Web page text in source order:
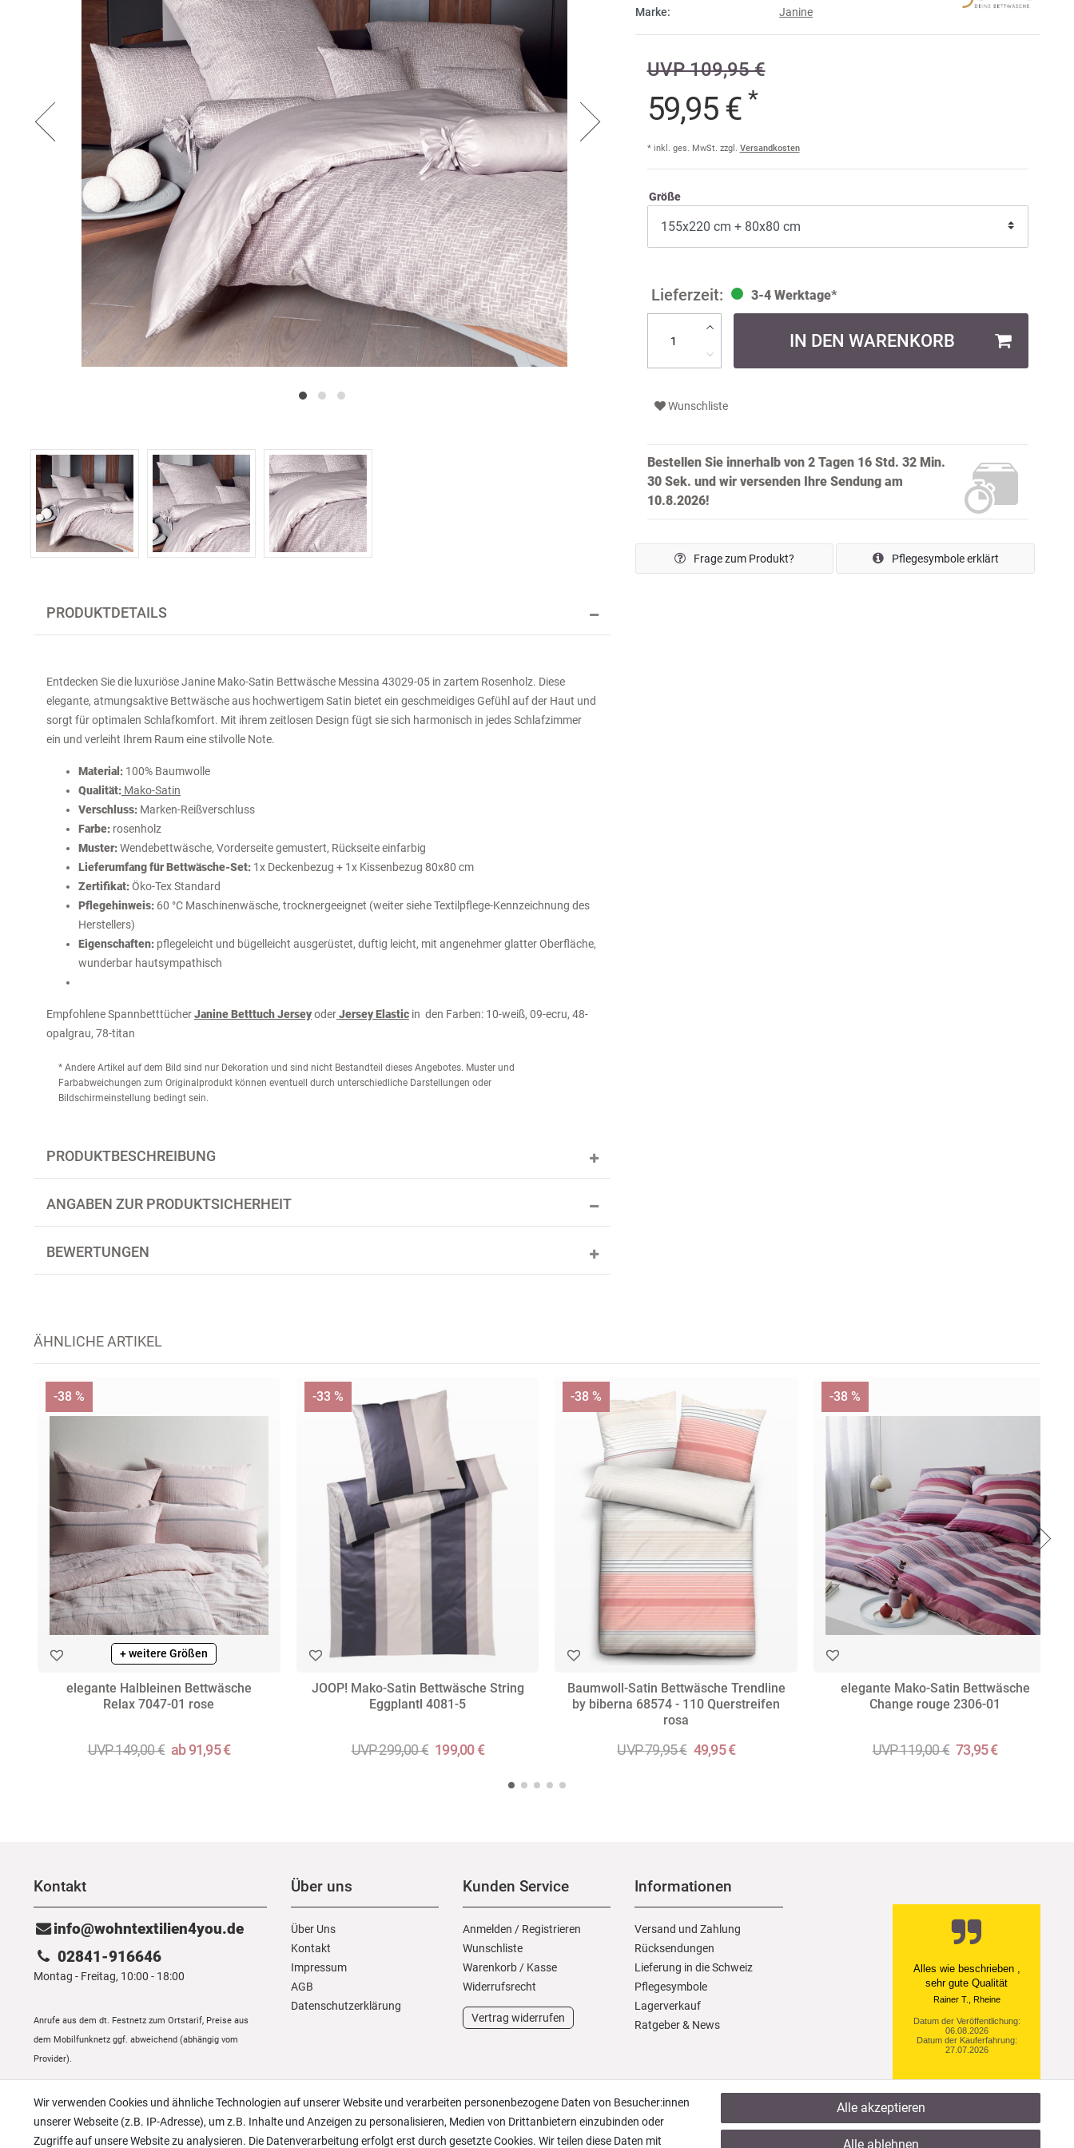
Cinderella
Damai
DDDDD
Eskimo
Fiep
Amsterdam
Formesse
Pichler
PIP-
Ross
SchlafKult
Verse
Vivaraise
Walra
Winkler
Marke:
Janine
UVP 109,95 €
59,95 € *
* inkl. ges. MwSt. zzgl. Versandkosten
Größe
3-4 Werktage*
IN DEN WARENKORB
Wunschliste
Bestellen Sie innerhalb von 2 Tagen 16 Std. 32 Min.
29 Sek. und wir versenden Ihre Sendung am
10.8.2026!
Frage zum Produkt? Pflegesymbole erklärt
PRODUKTDETAILS
Entdecken Sie die luxuriöse Janine Mako-Satin Bettwäsche Messina 43029-05 in zartem Rosenholz. Diese
elegante, atmungsaktive Bettwäsche aus hochwertigem Satin bietet ein geschmeidiges Gefühl auf der Haut und
sorgt für optimalen Schlafkomfort. Mit ihrem zeitlosen Design fügt sie sich harmonisch in jedes Schlafzimmer
ein und verleiht Ihrem Raum eine stilvolle Note.
Material:100% Baumwolle
Qualität:Mako-Satin
Verschluss: Marken-Reißverschluss
Farbe:rosenholz
Muster:Wendebettwäsche, Vorderseite gemustert, Rückseite einfarbig
Lieferumfang für Bettwäsche-Set: 1x Deckenbezug + 1x Kissenbezug 80x80 cm
Zertifikat:Öko-Tex Standard
Pflegehinweis:60 °C Maschinenwäsche, trocknergeeignet (weiter siehe Textilpflege-Kennzeichnung des
Herstellers)
Eigenschaften:pflegeleicht und bügelleicht ausgerüstet, duftig leicht, mit angenehmer glatter Oberfläche,
wunderbar hautsympathisch
Empfohlene SpannbetttücherJanine Betttuch JerseyoderJersey Elasticin den Farben: 10-weiß, 09-ecru, 48-
opalgrau, 78-titan
* Andere Artikel auf dem Bild sind nur Dekoration und sind nicht Bestandteil dieses Angebotes. Muster und
Farbabweichungen zum Originalprodukt können eventuell durch unterschiedliche Darstellungen oder
Bildschirmeinstellung bedingt sein.
PRODUKTBESCHREIBUNG
ANGABEN ZUR PRODUKTSICHERHEIT
BEWERTUNGEN
ÄHNLICHE ARTIKEL
+ weitere Größen
elegante Halbleinen Bettwäsche
Relax 7047-01 rose
UVP 149,00 € ab 91,95 €
-38 %
JOOP! Mako-Satin Bettwäsche String
Eggplantl 4081-5
UVP 299,00 € 199,00 €
-33 %
Baumwoll-Satin Bettwäsche Trendline
by biberna 68574 - 110 Querstreifen
rosa
UVP 79,95 € 49,95 €
-38 %
elegante Mako-Satin Bettwäsche
Change rouge 2306-01
UVP 119,00 € 73,95 €
-38 %
Kontakt
info@wohntextilien4you.de
02841-916646
Montag - Freitag, 10:00 - 18:00
Anrufe aus dem dt. Festnetz zum Ortstarif, Preise aus
dem Mobilfunknetz ggf. abweichend (abhängig vom
Provider).
Über uns
Über Uns
Kontakt
Impressum
AGB
Daten­schutz­erklärung
Kunden Service
Anmelden / Registrieren
Wunschliste
Warenkorb / Kasse
Widerrufs­recht
Vertrag widerrufen
Informationen
Versand und Zahlung
Rücksendungen
Lieferung in die Schweiz
Pflegesymbole
Lagerverkauf
Ratgeber & News
Ein einfach toller Service
- prompte Lieferung und
sogar mit Pflegehinweis!
Datum der Veröffentlichung:
05.08.2026
Datum der Kauferfahrung:
29.07.2026
922 Bewertungen
Wir verwenden Cookies und ähnliche Technologien auf unserer Website und verarbeiten personenbezogene Daten von Besucher:innen
unserer Webseite (z.B. IP-Adresse), um z.B. Inhalte und Anzeigen zu personalisieren, Medien von Drittanbietern einzubinden oder
Zugriffe auf unsere Website zu analysieren. Die Datenverarbeitung erfolgt erst durch gesetzte Cookies. Wir teilen diese Daten mit
Alle akzeptieren
Alle ablehnen